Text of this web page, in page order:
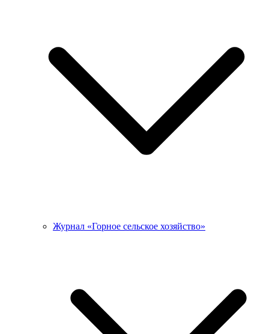
Журнал «Горное сельское хозяйство»